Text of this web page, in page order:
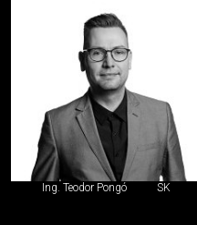
Ing. Teodor Pongó SK